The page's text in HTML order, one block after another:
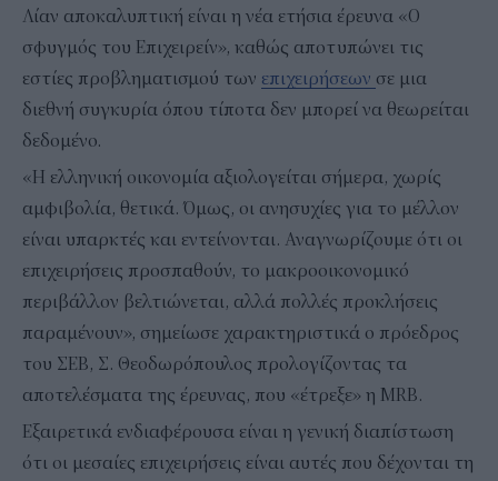
Λίαν αποκαλυπτική είναι η νέα ετήσια έρευνα «Ο
σφυγμός του Επιχειρείν», καθώς αποτυπώνει τις
εστίες προβληματισμού των επιχειρήσεων σε μια
διεθνή συγκυρία όπου τίποτα δεν μπορεί να θεωρείται
δεδομένο.
«Η ελληνική οικονομία αξιολογείται σήμερα, χωρίς
αμφιβολία, θετικά. Όμως, οι ανησυχίες για το μέλλον
είναι υπαρκτές και εντείνονται. Αναγνωρίζουμε ότι οι
επιχειρήσεις προσπαθούν, το μακροοικονομικό
περιβάλλον βελτιώνεται, αλλά πολλές προκλήσεις
παραμένουν», σημείωσε χαρακτηριστικά ο πρόεδρος
του ΣΕΒ, Σ. Θεοδωρόπουλος προλογίζοντας τα
αποτελέσματα της έρευνας, που «έτρεξε» η MRB.
Εξαιρετικά ενδιαφέρουσα είναι η γενική διαπίστωση
ότι οι μεσαίες επιχειρήσεις είναι αυτές που δέχονται τη